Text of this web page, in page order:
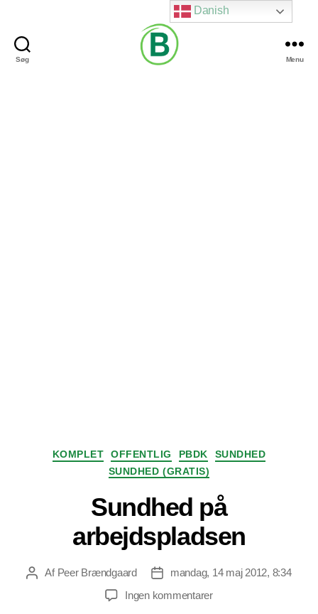
Søg Menu
Kategorier
KOMPLET OFFENTLIG PBDK
SUNDHED
SUNDHED (GRATIS)
Sundhed på
arbejdspladsen
Indlægsforfatter
Af Peer Brændgaard Indlægsdato
mandag, 14 maj 2012, 8:34
Ingen kommentarertil
Danish